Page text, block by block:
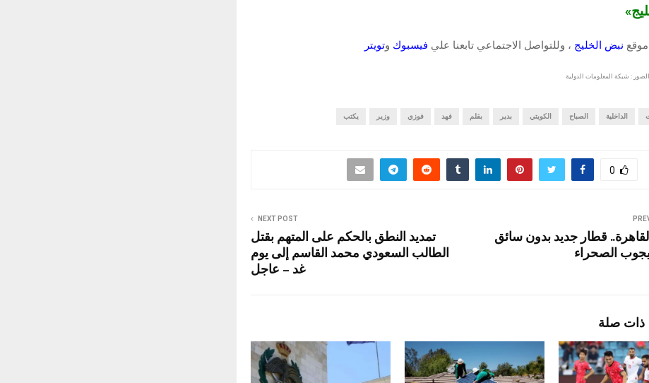
موقع نبض الخليج ، وللتواصل الاجتماعي تابعنا علي فيسبوك وتويتر
: شبكة المعلومات الدولية
الداخلية الصباح الكويتي بدير بقلم فهد فوزي وزير يكتب
0
قطار جديد بدون سائق
الصحراء
NEXT POST
تمديد النطق بالحكم على المتهم بقتل
الطالب السعودي محمد القاسم إلى يوم
غد – عاجل
ذات صلة